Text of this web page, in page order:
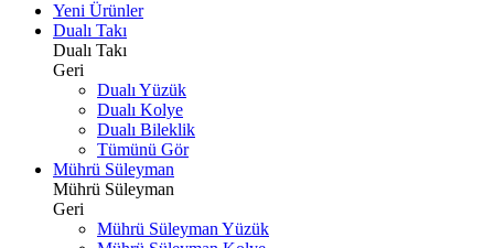
Yeni Ürünler
Dualı Takı
Dualı Takı
Geri
Dualı Yüzük
Dualı Kolye
Dualı Bileklik
Tümünü Gör
Mührü Süleyman
Mührü Süleyman
Geri
Mührü Süleyman Yüzük